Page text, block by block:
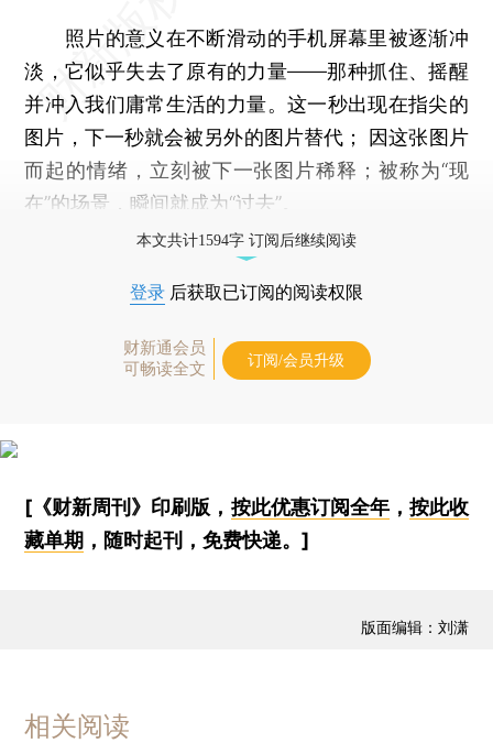
照片的意义在不断滑动的手机屏幕里被逐渐冲
淡，它似乎失去了原有的力量——那种抓住、摇醒
并冲入我们庸常生活的力量。这一秒出现在指尖的
图片，下一秒就会被另外的图片替代； 因这张图片
而起的情绪，立刻被下一张图片稀释；被称为“现
在”的场景，瞬间就成为“过去”。
本文共计1594字 订阅后继续阅读
登录 后获取已订阅的阅读权限
财新通会员
可畅读全文
订阅/会员升级
[《财新周刊》印刷版， 按此优惠订阅全年， 按此收
藏单期 ，随时起刊，免费快递。]
版面编辑：刘潇
相关阅读